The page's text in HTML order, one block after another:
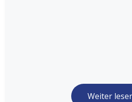
Weiter